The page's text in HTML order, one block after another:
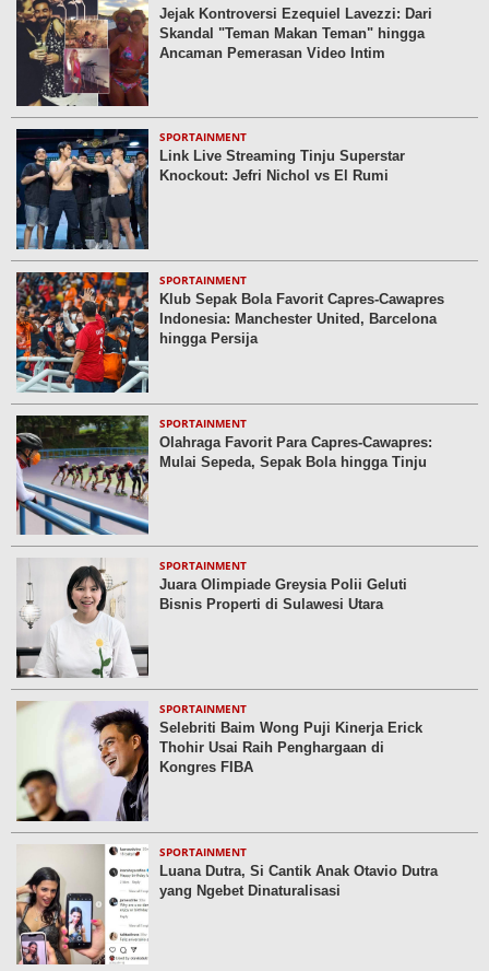
Jejak Kontroversi Ezequiel Lavezzi: Dari
Skandal "Teman Makan Teman" hingga
Ancaman Pemerasan Video Intim
SPORTAINMENT
Link Live Streaming Tinju Superstar
Knockout: Jefri Nichol vs El Rumi
SPORTAINMENT
Klub Sepak Bola Favorit Capres-Cawapres
Indonesia: Manchester United, Barcelona
hingga Persija
SPORTAINMENT
Olahraga Favorit Para Capres-Cawapres:
Mulai Sepeda, Sepak Bola hingga Tinju
SPORTAINMENT
Juara Olimpiade Greysia Polii Geluti
Bisnis Properti di Sulawesi Utara
SPORTAINMENT
Selebriti Baim Wong Puji Kinerja Erick
Thohir Usai Raih Penghargaan di
Kongres FIBA
SPORTAINMENT
Luana Dutra, Si Cantik Anak Otavio Dutra
yang Ngebet Dinaturalisasi